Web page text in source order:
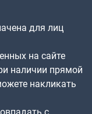
для лиц
на сайте
наличии прямой
накликать